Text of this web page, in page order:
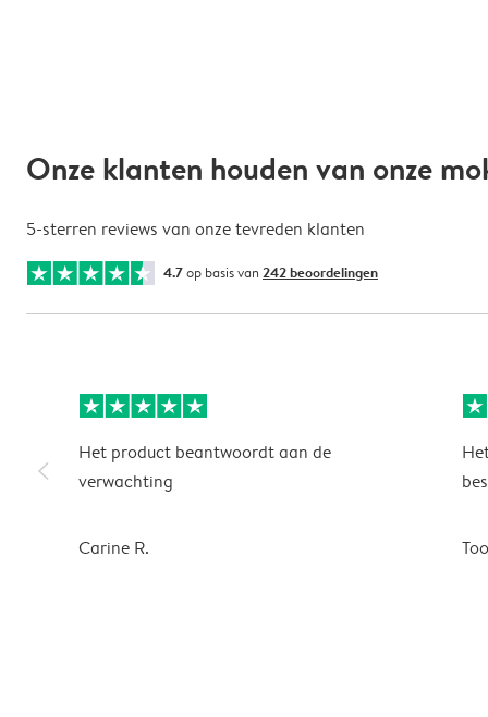
Onze klanten houden van onze
5-sterren reviews van onze tevreden klanten
4.7op basis van 242 beoordelingen
slim_arrow_left
Het product beantwoordt aan de
verwachting
Carine R.